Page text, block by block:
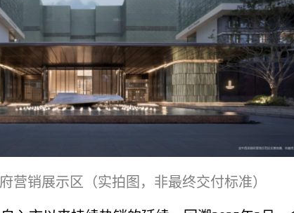
营销展示区（实拍图，非最终交付标准）